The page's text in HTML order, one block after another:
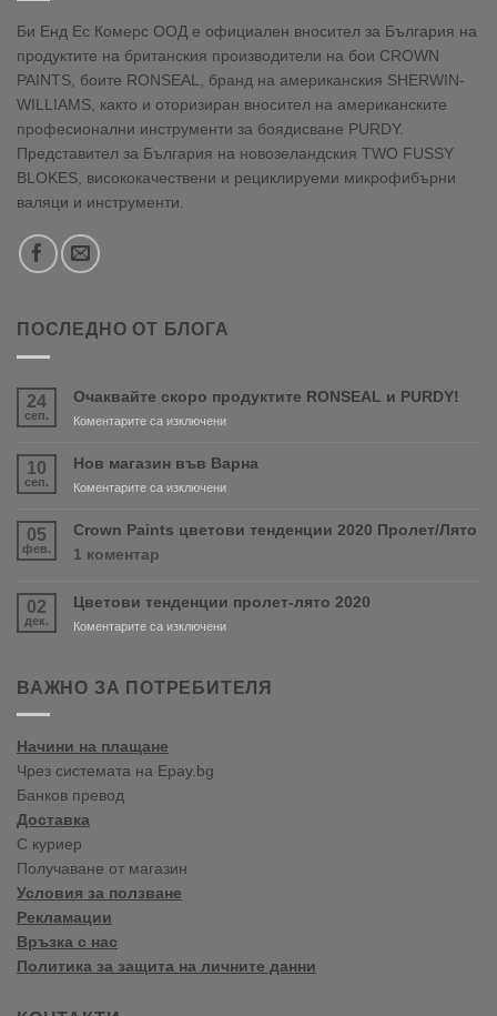
Би Енд Ес Комерс ООД е официален вносител за България на
продуктите на британския производители на бои CROWN
PAINTS, боите RONSEAL, бранд на американския SHERWIN-
WILLIAMS, както и оторизиран вносител на американските
професионални инструменти за боядисване PURDY.
Представител за България на новозеландския TWO FUSSY
BLOKES, висококачествени и рециклируеми микрофибърни
валяци и инструменти.
ПОСЛЕДНО ОТ БЛОГА
24
сеп.
Очаквайте скоро продуктите RONSEAL и PURDY!
Коментарите са изключениза
продуктите
RONSEAL
PURDY!
10
сеп.
Нов магазин във Варна
Коментарите са изключениза
05
фев.
Crown Paints цветови тенденции 2020 Пролет/Лято
1 коментар
цветови
тенденции
Лято
02
дек.
Цветови тенденции пролет-лято 2020
Коментарите са изключениза
пролет-
ВАЖНО ЗА ПОТРЕБИТЕЛЯ
Начини на плащане
Чрез системата на Epay.bg
Банков превод
Доставка
С куриер
Получаване от магазин
Условия за ползване
Рекламации
Връзка с нас
Политика за защита на личните данни